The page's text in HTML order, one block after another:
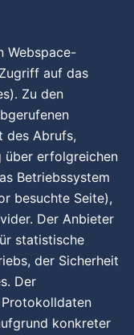
Webspace-
auf das
Zu den
des Abrufs,
über erfolgreichen
Betriebssystem
besuchte Seite),
Der Anbieter
statistische
der Sicherheit
Der
konkreter